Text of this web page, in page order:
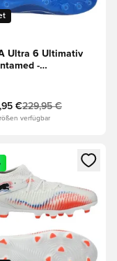
Ultra 6 Ultimativ
-
€229,95 €
verfügbar
oder Registrieren
ein neues Fenster